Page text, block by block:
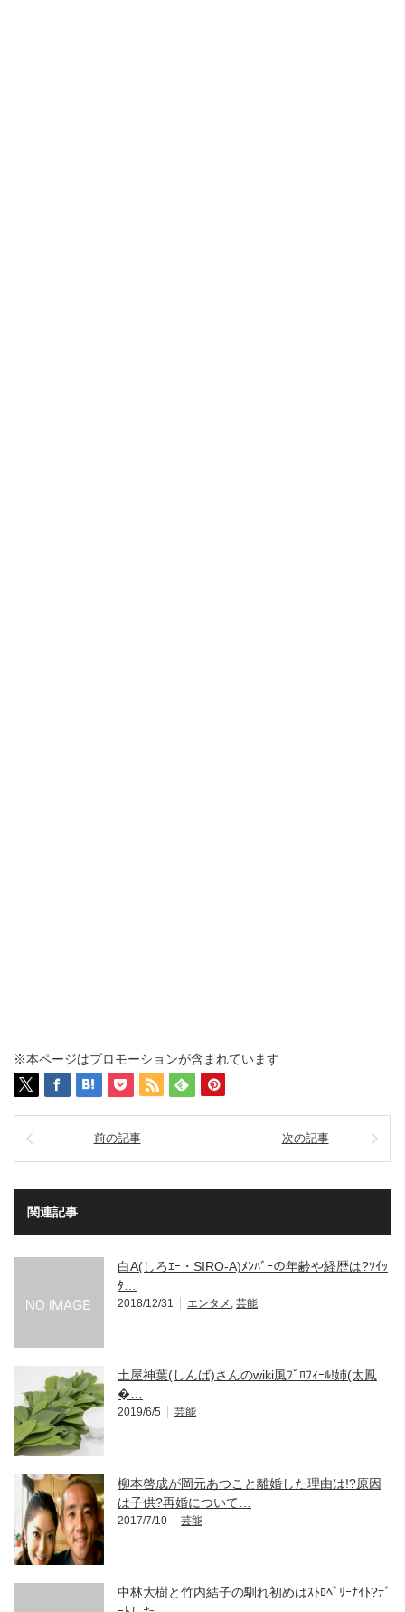
※本ページはプロモーションが含まれています
前の記事 次の記事
関連記事
白A(しろｴｰ・SIRO-A)ﾒﾝﾊﾞｰの年齢や経歴は?ﾂｲｯ
ﾀ…
2018/12/31 エンタメ , 芸能
土屋神葉(しんば)さんのwiki風ﾌﾟﾛﾌｨｰﾙ!姉(太鳳
�…
2019/6/5 芸能
柳本啓成が岡元あつこと離婚した理由は!?原因
は子供?再婚について…
2017/7/10 芸能
中林大樹と竹内結子の馴れ初めはｽﾄﾛﾍﾞﾘｰﾅｲﾄ?ﾃﾞ